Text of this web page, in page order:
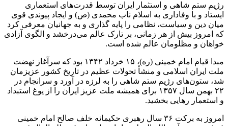
رژیم ستم شاهی و استثمار ایران توسط قدرت‌های استعماری
ایستاد و با وفاداری به اسلام ناب محمدی (ص) و ایجاد پیوندی قوی
میان دین و سیاست، نظامی را پایه گذاری و به جهانیان معرفی کرد
که امروز بیش از هر زمانی، بر تارک عالم می‌درخشد و الگوی آزادی
خواهان و مظلومان عالم شده است.
مبدا قیام امام خمینی (ره)، ۱۵ خرداد ۱۳۴۲ بود که سرآغاز نهضت
ملت ایران اسلامی و منشأ تحولات عظیم در تاریخ کشور عزیزمان
شد، ستون‌های رژیم ستم شاهی را به لرزه در آورد و سرانجام در
۲۲ بهمن سال ۱۳۵۷ برای همیشه ملت عزیز ایران را از یوغ استبداد
و استعمار رهایی بخشید.
امروز به برکت ۳۶ سال رهبری حکیمانه خلف صالح امام خمینی